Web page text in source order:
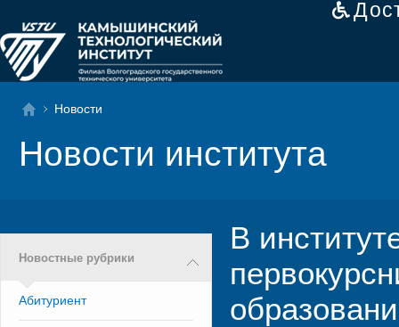
Новости
Новости института
Новостные рубрики
Абитуриент
В